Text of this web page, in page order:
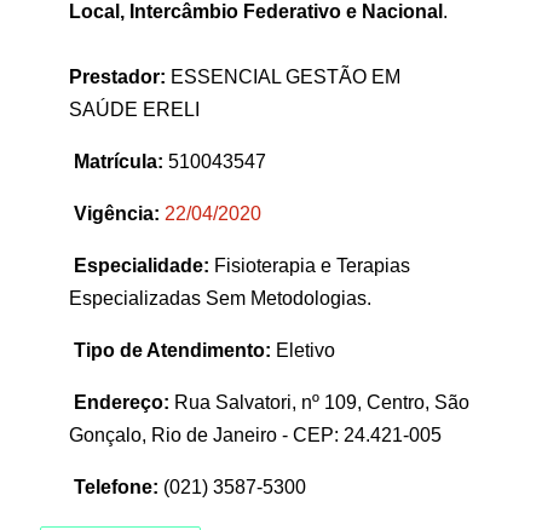
Local, Intercâmbio Federativo e Nacional .
Prestador: ESSENCIAL GESTÃO EM
SAÚDE ERELI
Matrícula: 510043547
Vigência: 22/04/2020
Especialidade: Fisioterapia e Terapias
Especializadas Sem Metodologias.
Tipo de Atendimento: Eletivo
Endereço: Rua Salvatori, nº 109, Centro, São
Gonçalo, Rio de Janeiro - CEP: 24.421-005
Telefone: (021) 3587-5300